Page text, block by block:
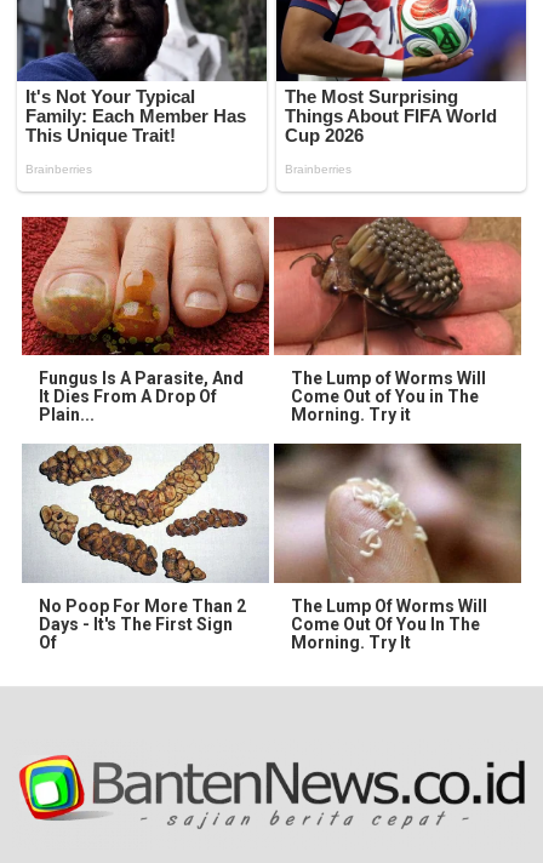
Fungus Is A Parasite, And
It Dies From A Drop Of
Plain...
The Lump of Worms Will
Come Out of You in The
Morning. Try it
No Poop For More Than 2
Days - It's The First Sign
Of
The Lump Of Worms Will
Come Out Of You In The
Morning. Try It